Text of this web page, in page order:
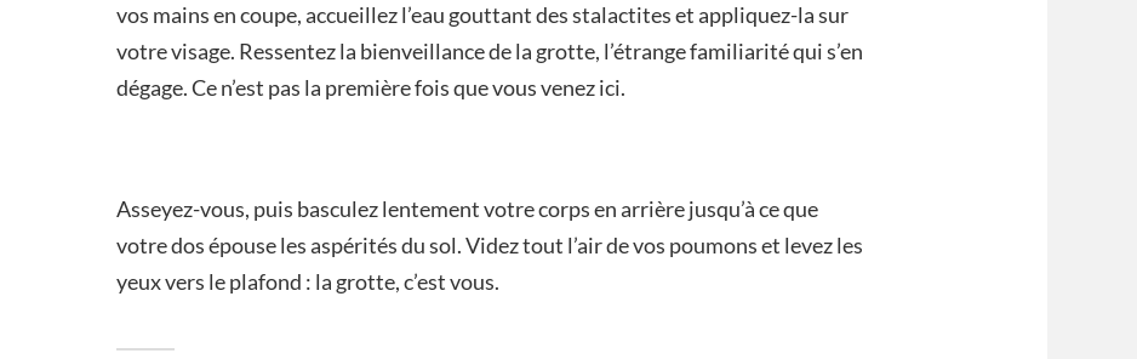
vos mains en coupe, accueillez l’eau gouttant des stalactites et appliquez-la sur
votre visage. Ressentez la bienveillance de la grotte, l’étrange familiarité qui s’en
dégage. Ce n’est pas la première fois que vous venez ici.
Asseyez-vous, puis basculez lentement votre corps en arrière jusqu’à ce que
votre dos épouse les aspérités du sol. Videz tout l’air de vos poumons et levez les
yeux vers le plafond : la grotte, c’est vous.